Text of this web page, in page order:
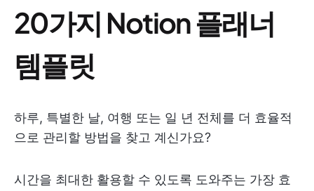
20가지 Notion 플래너
템플릿
하루, 특별한 날, 여행 또는 일 년 전체를 더 효율적
으로 관리할 방법을 찾고 계신가요?
시간을 최대한 활용할 수 있도록 도와주는 가장 효